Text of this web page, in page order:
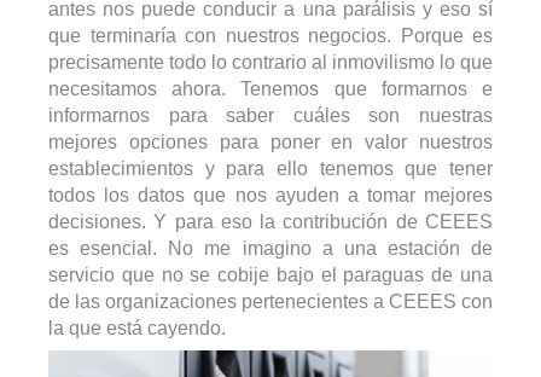
antes nos puede conducir a una parálisis y eso sí
que terminaría con nuestros negocios. Porque es
precisamente todo lo contrario al inmovilismo lo que
necesitamos ahora. Tenemos que formarnos e
informarnos para saber cuáles son nuestras
mejores opciones para poner en valor nuestros
establecimientos y para ello tenemos que tener
todos los datos que nos ayuden a tomar mejores
decisiones. Y para eso la contribución de CEEES
es esencial. No me imagino a una estación de
servicio que no se cobije bajo el paraguas de una
de las organizaciones pertenecientes a CEEES con
la que está cayendo.